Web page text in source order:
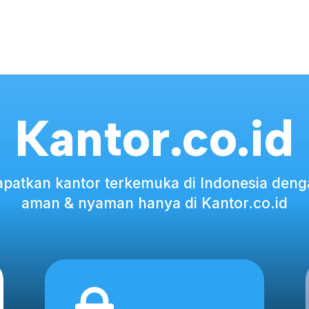
Kantor.co.id
kantor terkemuka di Indonesia
aman & nyaman hanya di Kantor.co.id